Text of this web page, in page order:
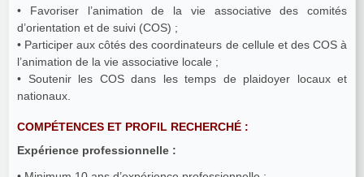
• Favoriser l’animation de la vie associative des comités
d’orientation et de suivi (COS) ;
• Participer aux côtés des coordinateurs de cellule et des COS à
l’animation de la vie associative locale ;
• Soutenir les COS dans les temps de plaidoyer locaux et
nationaux.
COMPÉTENCES ET PROFIL RECHERCHÉ :
Expérience professionnelle :